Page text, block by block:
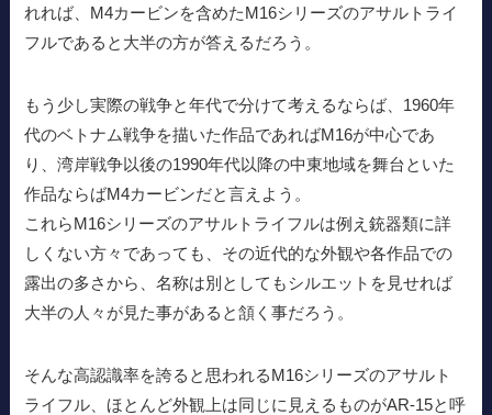
れれば、M4カービンを含めたM16シリーズのアサルトライ
フルであると大半の方が答えるだろう。
もう少し実際の戦争と年代で分けて考えるならば、1960年
代のベトナム戦争を描いた作品であればM16が中心であ
り、湾岸戦争以後の1990年代以降の中東地域を舞台といた
作品ならばM4カービンだと言えよう。
これらM16シリーズのアサルトライフルは例え銃器類に詳
しくない方々であっても、その近代的な外観や各作品での
露出の多さから、名称は別としてもシルエットを見せれば
大半の人々が見た事があると頷く事だろう。
そんな高認識率を誇ると思われるM16シリーズのアサルト
ライフル、ほとんど外観上は同じに見えるものがAR-15と呼